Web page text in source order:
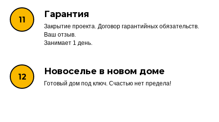
Гарантия
Закрытие проекта. Договор гарантийных обязательств.
Ваш отзыв.
Занимает 1 день.
Новоселье в новом доме
Готовый дом под ключ. Счастью нет предела!